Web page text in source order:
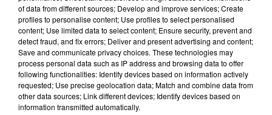
toucher en concert
of data from different sources; Develop and improve services; Create
profiles to personalise content; Use profiles to select personalised
content; Use limited data to select content; Ensure security, prevent and
detect fraud, and fix errors; Deliver and present advertising and content;
Save and communicate privacy choices. These technologies may
process personal data such as IP address and browsing data to offer
following functionalities: Identify devices based on information actively
requested; Use precise geolocation data; Match and combine data from
other data sources; Link different devices; Identify devices based on
information transmitted automatically.